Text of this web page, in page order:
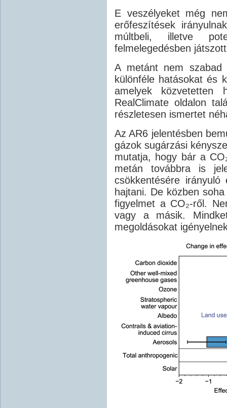
E veszélyeket még
erőfeszítések
múltbeli, illetve
felmelegedésben
A metánt nem szabad
különféle hatásokat és
amelyek közvetetten
RealClimate oldalon
részletesen ismertet
Az AR6 jelentésben
gázok sugárzási
mutatja, hogy bár a
metán továbbra is
csökkentésére
hajtani. De közben
figyelmet a CO₂-ről.
vagy a másik.
megoldásokat